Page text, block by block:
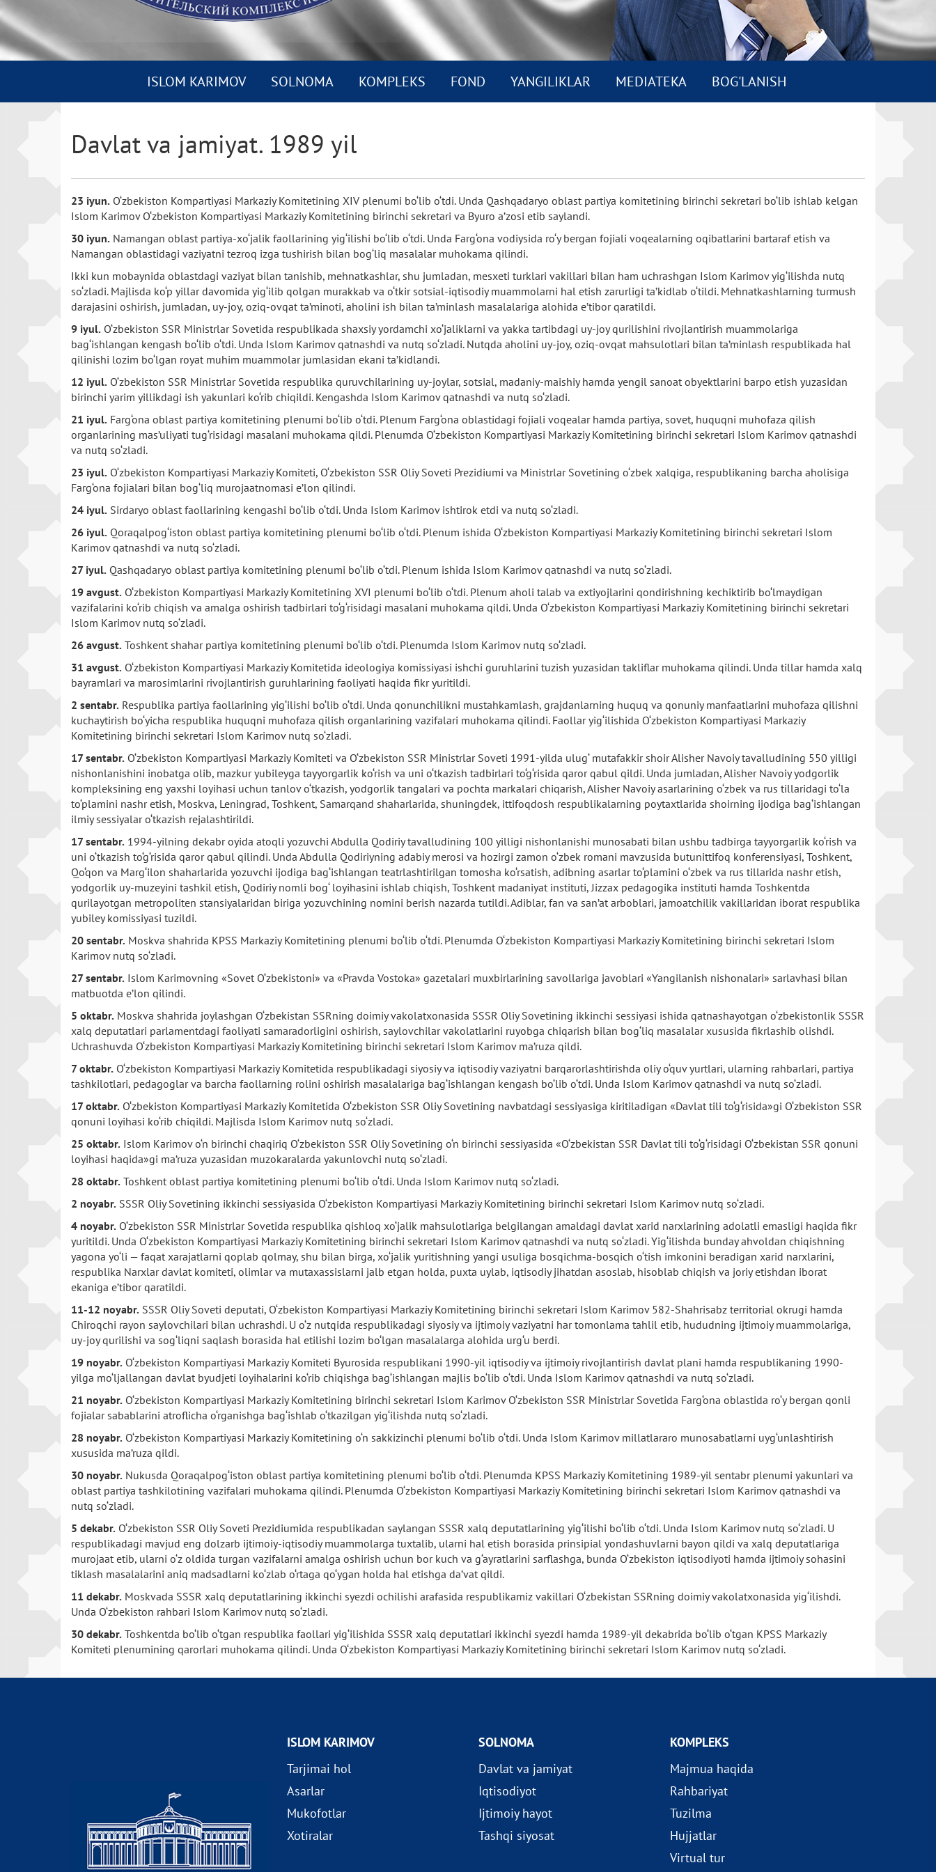
ISLOM KARIMOV SOLNOMA KOMPLEKS FOND YANGILIKLAR MEDIATEKA BOG'LANISH
Davlat va jamiyat. 1989 yil
23 iyun. O‘zbekiston Kompartiyasi Markaziy Komitetining XIV plenumi bo‘lib o‘tdi. Unda Qashqadaryo oblast partiya komitetining birinchi sekretari bo‘lib ishlab kelgan
Islom Karimov O‘zbekiston Kompartiyasi Markaziy Komitetining birinchi sekretari va Byuro a’zosi etib saylandi.
30 iyun. Namangan oblast partiya-xo‘jalik faollarining yig‘ilishi bo‘lib o‘tdi. Unda Farg‘ona vodiysida ro‘y bergan fojiali voqealarning oqibatlarini bartaraf etish va
Namangan oblastidagi vaziyatni tezroq izga tushirish bilan bog‘liq masalalar muhokama qilindi.
Ikki kun mobaynida oblastdagi vaziyat bilan tanishib, mehnatkashlar, shu jumladan, mesxeti turklari vakillari bilan ham uchrashgan Islom Karimov yig‘ilishda nutq
so‘zladi. Majlisda ko‘p yillar davomida yig‘ilib qolgan murakkab va o‘tkir sotsial-iqtisodiy muammolarni hal etish zarurligi ta’kidlab o‘tildi. Mehnatkashlarning turmush
darajasini oshirish, jumladan, uy-joy, oziq-ovqat ta’minoti, aholini ish bilan ta’minlash masalalariga alohida e’tibor qaratildi.
9 iyul. O‘zbekiston SSR Ministrlar Sovetida respublikada shaxsiy yordamchi xo‘jaliklarni va yakka tartibdagi uy-joy qurilishini rivojlantirish muammolariga
bag‘ishlangan kengash bo‘lib o‘tdi. Unda Islom Karimov qatnashdi va nutq so‘zladi. Nutqda aholini uy-joy, oziq-ovqat mahsulotlari bilan ta’minlash respublikada hal
qilinishi lozim bo‘lgan royat muhim muammolar jumlasidan ekani ta’kidlandi.
12 iyul. O‘zbekiston SSR Ministrlar Sovetida respublika quruvchilarining uy-joylar, sotsial, madaniy-maishiy hamda yengil sanoat obyektlarini barpo etish yuzasidan
birinchi yarim yillikdagi ish yakunlari ko‘rib chiqildi. Kengashda Islom Karimov qatnashdi va nutq so‘zladi.
21 iyul. Farg‘ona oblast partiya komitetining plenumi bo‘lib o‘tdi. Plenum Farg‘ona oblastidagi fojiali voqealar hamda partiya, sovet, huquqni muhofaza qilish
organlarining mas’uliyati tug‘risidagi masalani muhokama qildi. Plenumda O‘zbekiston Kompartiyasi Markaziy Komitetining birinchi sekretari Islom Karimov qatnashdi
va nutq so‘zladi.
23 iyul. O‘zbekiston Kompartiyasi Markaziy Komiteti, O‘zbekiston SSR Oliy Soveti Prezidiumi va Ministrlar Sovetining o‘zbek xalqiga, respublikaning barcha aholisiga
Farg‘ona fojialari bilan bog‘liq murojaatnomasi e’lon qilindi.
24 iyul. Sirdaryo oblast faollarining kengashi bo‘lib o‘tdi. Unda Islom Karimov ishtirok etdi va nutq so‘zladi.
26 iyul. Qoraqalpog‘iston oblast partiya komitetining plenumi bo‘lib o‘tdi. Plenum ishida O‘zbekiston Kompartiyasi Markaziy Komitetining birinchi sekretari Islom
Karimov qatnashdi va nutq so‘zladi.
27 iyul. Qashqadaryo oblast partiya komitetining plenumi bo‘lib o‘tdi. Plenum ishida Islom Karimov qatnashdi va nutq so‘zladi.
19 avgust. O‘zbekiston Kompartiyasi Markaziy Komitetining XVI plenumi bo‘lib o‘tdi. Plenum aholi talab va extiyojlarini qondirishning kechiktirib bo‘lmaydigan
vazifalarini ko‘rib chiqish va amalga oshirish tadbirlari to‘g‘risidagi masalani muhokama qildi. Unda O‘zbekiston Kompartiyasi Markaziy Komitetining birinchi sekretari
Islom Karimov nutq so‘zladi.
26 avgust. Toshkent shahar partiya komitetining plenumi bo‘lib o‘tdi. Plenumda Islom Karimov nutq so‘zladi.
31 avgust. O‘zbekiston Kompartiyasi Markaziy Komitetida ideologiya komissiyasi ishchi guruhlarini tuzish yuzasidan takliflar muhokama qilindi. Unda tillar hamda xalq
bayramlari va marosimlarini rivojlantirish guruhlarining faoliyati haqida fikr yuritildi.
2 sentabr. Respublika partiya faollarining yig‘ilishi bo‘lib o‘tdi. Unda qonunchilikni mustahkamlash, grajdanlarning huquq va qonuniy manfaatlarini muhofaza qilishni
kuchaytirish bo‘yicha respublika huquqni muhofaza qilish organlarining vazifalari muhokama qilindi. Faollar yig‘ilishida O‘zbekiston Kompartiyasi Markaziy
Komitetining birinchi sekretari Islom Karimov nutq so‘zladi.
17 sentabr. O‘zbekiston Kompartiyasi Markaziy Komiteti va O‘zbekiston SSR Ministrlar Soveti 1991-yilda ulug‘ mutafakkir shoir Alisher Navoiy tavalludining 550 yilligi
nishonlanishini inobatga olib, mazkur yubileyga tayyorgarlik ko‘rish va uni o‘tkazish tadbirlari to‘g‘risida qaror qabul qildi. Unda jumladan, Alisher Navoiy yodgorlik
kompleksining eng yaxshi loyihasi uchun tanlov o‘tkazish, yodgorlik tangalari va pochta markalari chiqarish, Alisher Navoiy asarlarining o‘zbek va rus tillaridagi to‘la
to‘plamini nashr etish, Moskva, Leningrad, Toshkent, Samarqand shaharlarida, shuningdek, ittifoqdosh respublikalarning poytaxtlarida shoirning ijodiga bag‘ishlangan
ilmiy sessiyalar o‘tkazish rejalashtirildi.
17 sentabr. 1994-yilning dekabr oyida atoqli yozuvchi Abdulla Qodiriy tavalludining 100 yilligi nishonlanishi munosabati bilan ushbu tadbirga tayyorgarlik ko‘rish va
uni o‘tkazish to‘g‘risida qaror qabul qilindi. Unda Abdulla Qodiriyning adabiy merosi va hozirgi zamon o‘zbek romani mavzusida butunittifoq konferensiyasi, Toshkent,
Qo‘qon va Marg‘ilon shaharlarida yozuvchi ijodiga bag‘ishlangan teatrlashtirilgan tomosha ko‘rsatish, adibning asarlar to‘plamini o‘zbek va rus tillarida nashr etish,
yodgorlik uy-muzeyini tashkil etish, Qodiriy nomli bog‘ loyihasini ishlab chiqish, Toshkent madaniyat instituti, Jizzax pedagogika instituti hamda Toshkentda
qurilayotgan metropoliten stansiyalaridan biriga yozuvchining nomini berish nazarda tutildi. Adiblar, fan va san’at arboblari, jamoatchilik vakillaridan iborat respublika
yubiley komissiyasi tuzildi.
20 sentabr. Moskva shahrida KPSS Markaziy Komitetining plenumi bo‘lib o‘tdi. Plenumda O‘zbekiston Kompartiyasi Markaziy Komitetining birinchi sekretari Islom
Karimov nutq so‘zladi.
27 sentabr. Islom Karimovning «Sovet O‘zbekistoni» va «Pravda Vostoka» gazetalari muxbirlarining savollariga javoblari «Yangilanish nishonalari» sarlavhasi bilan
matbuotda e’lon qilindi.
5 oktabr. Moskva shahrida joylashgan O‘zbekistan SSRning doimiy vakolatxonasida SSSR Oliy Sovetining ikkinchi sessiyasi ishida qatnashayotgan o‘zbekistonlik SSSR
xalq deputatlari parlamentdagi faoliyati samaradorligini oshirish, saylovchilar vakolatlarini ruyobga chiqarish bilan bog‘liq masalalar xususida fikrlashib olishdi.
Uchrashuvda O‘zbekiston Kompartiyasi Markaziy Komitetining birinchi sekretari Islom Karimov ma’ruza qildi.
7 oktabr. O‘zbekiston Kompartiyasi Markaziy Komitetida respublikadagi siyosiy va iqtisodiy vaziyatni barqarorlashtirishda oliy o‘quv yurtlari, ularning rahbarlari, partiya
tashkilotlari, pedagoglar va barcha faollarning rolini oshirish masalalariga bag‘ishlangan kengash bo‘lib o‘tdi. Unda Islom Karimov qatnashdi va nutq so‘zladi.
17 oktabr. O‘zbekiston Kompartiyasi Markaziy Komitetida O‘zbekiston SSR Oliy Sovetining navbatdagi sessiyasiga kiritiladigan «Davlat tili to‘g‘risida»gi O‘zbekiston SSR
qonuni loyihasi ko‘rib chiqildi. Majlisda Islom Karimov nutq so‘zladi.
25 oktabr. Islom Karimov o‘n birinchi chaqiriq O‘zbekiston SSR Oliy Sovetining o‘n birinchi sessiyasida «O‘zbekistan SSR Davlat tili to‘g‘risidagi O‘zbekistan SSR qonuni
loyihasi haqida»gi ma’ruza yuzasidan muzokaralarda yakunlovchi nutq so‘zladi.
28 oktabr. Toshkent oblast partiya komitetining plenumi bo‘lib o‘tdi. Unda Islom Karimov nutq so‘zladi.
2 noyabr. SSSR Oliy Sovetining ikkinchi sessiyasida O‘zbekiston Kompartiyasi Markaziy Komitetining birinchi sekretari Islom Karimov nutq so‘zladi.
4 noyabr. O‘zbekiston SSR Ministrlar Sovetida respublika qishloq xo‘jalik mahsulotlariga belgilangan amaldagi davlat xarid narxlarining adolatli emasligi haqida fikr
yuritildi. Unda O‘zbekiston Kompartiyasi Markaziy Komitetining birinchi sekretari Islom Karimov qatnashdi va nutq so‘zladi. Yig‘ilishda bunday ahvoldan chiqishning
yagona yo‘li — faqat xarajatlarni qoplab qolmay, shu bilan birga, xo‘jalik yuritishning yangi usuliga bosqichma-bosqich o‘tish imkonini beradigan xarid narxlarini,
respublika Narxlar davlat komiteti, olimlar va mutaxassislarni jalb etgan holda, puxta uylab, iqtisodiy jihatdan asoslab, hisoblab chiqish va joriy etishdan iborat
ekaniga e’tibor qaratildi.
11-12 noyabr. SSSR Oliy Soveti deputati, O‘zbekiston Kompartiyasi Markaziy Komitetining birinchi sekretari Islom Karimov 582-Shahrisabz territorial okrugi hamda
Chiroqchi rayon saylovchilari bilan uchrashdi. U o‘z nutqida respublikadagi siyosiy va ijtimoiy vaziyatni har tomonlama tahlil etib, hududning ijtimoiy muammolariga,
uy-joy qurilishi va sog‘liqni saqlash borasida hal etilishi lozim bo‘lgan masalalarga alohida urg‘u berdi.
19 noyabr. O‘zbekiston Kompartiyasi Markaziy Komiteti Byurosida respublikani 1990-yil iqtisodiy va ijtimoiy rivojlantirish davlat plani hamda respublikaning 1990-
yilga mo‘ljallangan davlat byudjeti loyihalarini ko‘rib chiqishga bag‘ishlangan majlis bo‘lib o‘tdi. Unda Islom Karimov qatnashdi va nutq so‘zladi.
21 noyabr. O‘zbekiston Kompartiyasi Markaziy Komitetining birinchi sekretari Islom Karimov O‘zbekiston SSR Ministrlar Sovetida Farg‘ona oblastida ro‘y bergan qonli
fojialar sabablarini atroflicha o‘rganishga bag‘ishlab o‘tkazilgan yig‘ilishda nutq so‘zladi.
28 noyabr. O‘zbekiston Kompartiyasi Markaziy Komitetining o‘n sakkizinchi plenumi bo‘lib o‘tdi. Unda Islom Karimov millatlararo munosabatlarni uyg‘unlashtirish
xususida ma’ruza qildi.
30 noyabr. Nukusda Qoraqalpog‘iston oblast partiya komitetining plenumi bo‘lib o‘tdi. Plenumda KPSS Markaziy Komitetining 1989-yil sentabr plenumi yakunlari va
oblast partiya tashkilotining vazifalari muhokama qilindi. Plenumda O‘zbekiston Kompartiyasi Markaziy Komitetining birinchi sekretari Islom Karimov qatnashdi va
nutq so‘zladi.
5 dekabr. O‘zbekiston SSR Oliy Soveti Prezidiumida respublikadan saylangan SSSR xalq deputatlarining yig‘ilishi bo‘lib o‘tdi. Unda Islom Karimov nutq so‘zladi. U
respublikadagi mavjud eng dolzarb ijtimoiy-iqtisodiy muammolarga tuxtalib, ularni hal etish borasida prinsipial yondashuvlarni bayon qildi va xalq deputatlariga
murojaat etib, ularni o‘z oldida turgan vazifalarni amalga oshirish uchun bor kuch va g‘ayratlarini sarflashga, bunda O‘zbekiston iqtisodiyoti hamda ijtimoiy sohasini
tiklash masalalarini aniq madsadlarni ko‘zlab o‘rtaga qo‘ygan holda hal etishga da’vat qildi.
11 dekabr. Moskvada SSSR xalq deputatlarining ikkinchi syezdi ochilishi arafasida respublikamiz vakillari O‘zbekistan SSRning doimiy vakolatxonasida yig‘ilishdi.
Unda O‘zbekiston rahbari Islom Karimov nutq so‘zladi.
30 dekabr. Toshkentda bo‘lib o‘tgan respublika faollari yig‘ilishida SSSR xalq deputatlari ikkinchi syezdi hamda 1989-yil dekabrida bo‘lib o‘tgan KPSS Markaziy
Komiteti plenumining qarorlari muhokama qilindi. Unda O‘zbekiston Kompartiyasi Markaziy Komitetining birinchi sekretari Islom Karimov nutq so‘zladi.
ISLOM KARIMOV
Tarjimai hol
Asarlar
Mukofotlar
Xotiralar
SOLNOMA
Davlat va jamiyat
Iqtisodiyot
Ijtimoiy hayot
Tashqi siyosat
KOMPLEKS
Majmua haqida
Rahbariyat
Tuzilma
Hujjatlar
Virtual tur